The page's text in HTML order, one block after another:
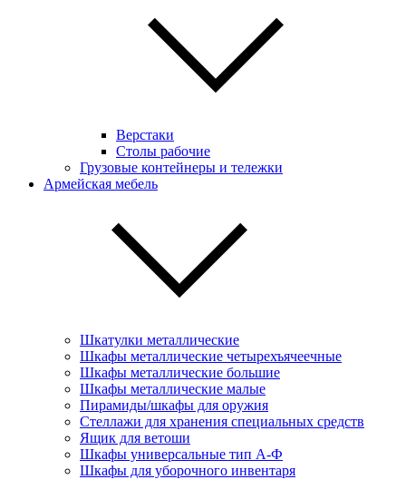
Верстаки
Столы рабочие
Грузовые контейнеры и тележки
Армейская мебель
Шкатулки металлические
Шкафы металлические четырехъячеечные
Шкафы металлические большие
Шкафы металлические малые
Пирамиды/шкафы для оружия
Стеллажи для хранения специальных средств
Ящик для ветоши
Шкафы универсальные тип А-Ф
Шкафы для уборочного инвентаря